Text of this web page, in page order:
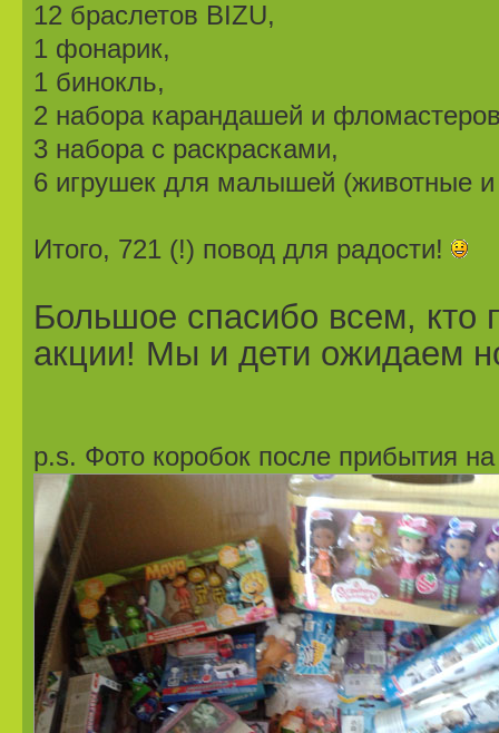
12 браслетов BIZU,
1 фонарик,
1 бинокль,
2 набора карандашей и
3 набора с раскрасками,
6 игрушек для малышей (животные
Итого, 721 (!) повод для радости!
Большое спасибо всем, кто
акции! Мы и дети ожидаем
p.s. Фото коробок после прибытия